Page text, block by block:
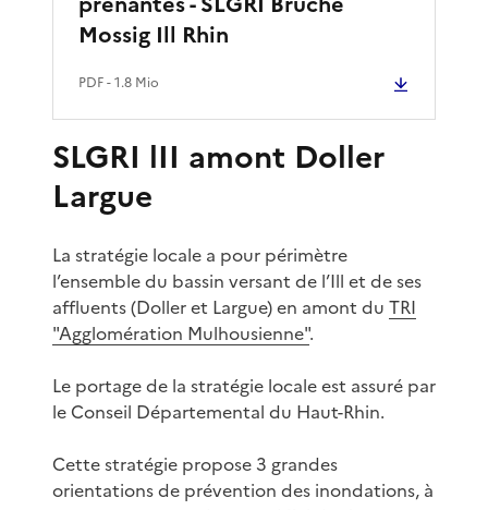
Mossig Ill Rhin
PDF- 1.8 Mio
SLGRI lII amont Doller
Largue
La stratégie locale a pour périmètre
l’ensemble du bassin versant de l’Ill et de ses
affluents (Doller et Largue) en amont du TRI
"Agglomération Mulhousienne".
Le portage de la stratégie locale est assuré par
le Conseil Départemental du Haut-Rhin.
Cette stratégie propose 3 grandes
orientations de prévention des inondations, à